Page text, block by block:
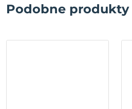
Podobne produkty